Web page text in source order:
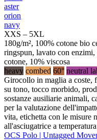
aster
orion
navy
XXS – 5XL
180g/m², 100% cotone bio
ringspun, lavato con
cotone, 10% viscosa
heavy combed 60° neutral
Girocollo in maglia a coste,
su tono, tocco morbido,
sostanze ausiliarie animali,
per la valutazione
vita, etichetta con le misure
all'asciugatrice a temperatura
OCS Polo | Untagged